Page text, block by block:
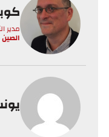
مدير
الصين